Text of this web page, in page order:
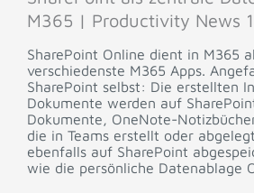
M365 | Productivity News
SharePoint Online dient in M365
verschiedenste M365 Apps.
SharePoint selbst: Die erstellten
Dokumente werden auf
Dokumente, OneNote-
die in Teams erstellt oder
ebenfalls auf SharePoint
wie die persönliche Datenablage